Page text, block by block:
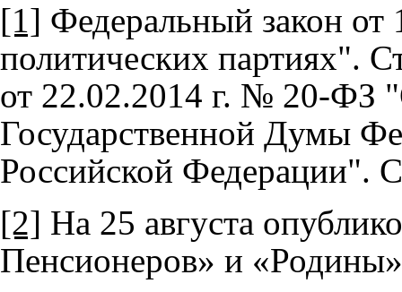
[1] Федеральный закон
политических партиях".
от 22.02.2014 г. № 20-ФЗ
Государственной Думы
Российской Федерации".
[2] На 25 августа
Пенсионеров» и